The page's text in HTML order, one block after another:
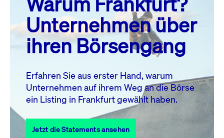
MO. DI. MI. DO. FR. SA. SO.
1
2
3
4 5 6 7 8
10 11 13 14
17
18 19 20 21 22
23
27 28
31
Unternehmen über
ihren Börsengang
Erfahren Sie aus erster Hand, warum
Unternehmen auf ihrem Weg an die Börse
ein Listing in Frankfurt gewählt haben.
Jetzt die Statements ansehen